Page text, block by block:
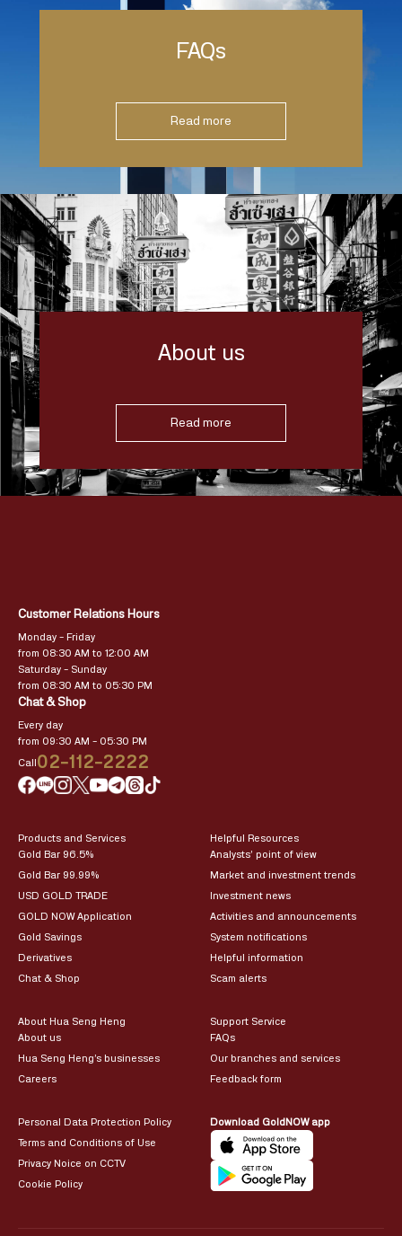
FAQs
Read more
About us
Read more
Customer Relations Hours
Monday – Friday
from 08:30 AM to 12:00 AM
Saturday – Sunday
from 08:30 AM to 05:30 PM
Chat & Shop
Every day
from 09:30 AM – 05:30 PM
Call02-112-2222
Products and Services
Gold Bar 96.5%
Gold Bar 99.99%
USD GOLD TRADE
GOLD NOW Application
Gold Savings
Derivatives
Chat & Shop
Helpful Resources
Analysts’ point of view
Market and investment trends
Investment news
Activities and announcements
System notifications
Helpful information
Scam alerts
About Hua Seng Heng
About us
Hua Seng Heng’s businesses
Careers
Support Service
FAQs
Our branches and services
Feedback form
Personal Data Protection Policy
Terms and Conditions of Use
Privacy Noice on CCTV
Cookie Policy
Download GoldNOW app